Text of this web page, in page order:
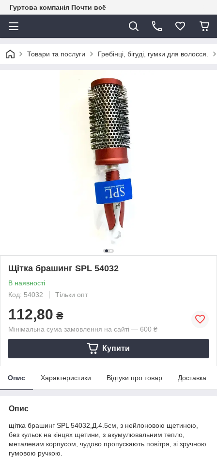
Гуртова компанія Почти всё
Товари та послуги Гребінці, бігуді, гумки для волосся.
Щітка брашинг SPL 54032
В наявності
Код: 54032
Тільки опт
112,80 ₴
Мінімальна сума замовлення на сайті — 600 ₴
Купити
Опис Характеристики Відгуки про товар Доставка
Опис
щітка брашинг SPL 54032,Д.4.5см, з нейлоновою щетиною,
без кульок на кінцях щетини, з акумулювальним тепло,
металевим корпусом, чудово пропускають повітря, зі зручною
гумовою ручкою.